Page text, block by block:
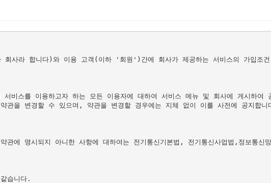
사라 합니다)와 이용 고객(이하 '회원')간에 회사가 제공하는 서비스의 가입
비스를 이용하고자 하는 모든 이용자에 대하여 서비스 메뉴 및 회사에 게시하
관을 변경할 수 있으며, 약관을 변경할 경우에는 지체 없이 이를 사전에 공지합니
관에 명시되지 아니한 사항에 대하여는 전기통신기본법, 전기통신사업법,정보통
습니다.